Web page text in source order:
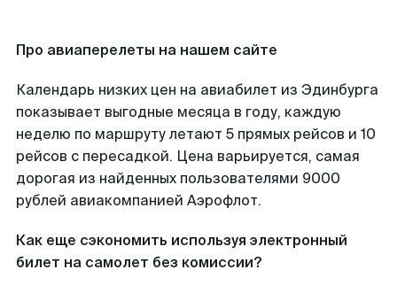
Про авиаперелеты на нашем сайте
Календарь низких цен на авиабилет из Эдинбурга
показывает выгодные месяца в году, каждую
неделю по маршруту летают 5 прямых рейсов и 10
рейсов с пересадкой. Цена варьируется, самая
дорогая из найденных пользователями 9000
рублей авиакомпанией Аэрофлот.
Как еще сэкономить используя электронный
билет на самолет без комиссии?